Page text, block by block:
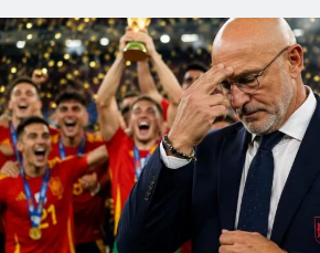
Meta
Accedi
Feed dei contenuti
Feed dei commenti
WordPress.org